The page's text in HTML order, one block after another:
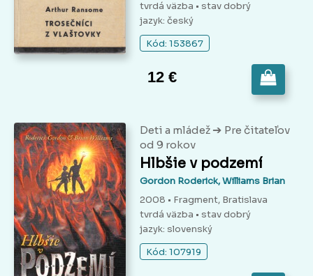
tvrdá väzba • stav dobrý
jazyk: český
Kód: 153867
12 €
Deti a mládež ➔ Pre čitateľov
od 9 rokov
Hlbšie v podzemí
Gordon Roderick, Williams Brian
2008 • Fragment, Bratislava
tvrdá väzba • stav dobrý
jazyk: slovenský
Kód: 107919